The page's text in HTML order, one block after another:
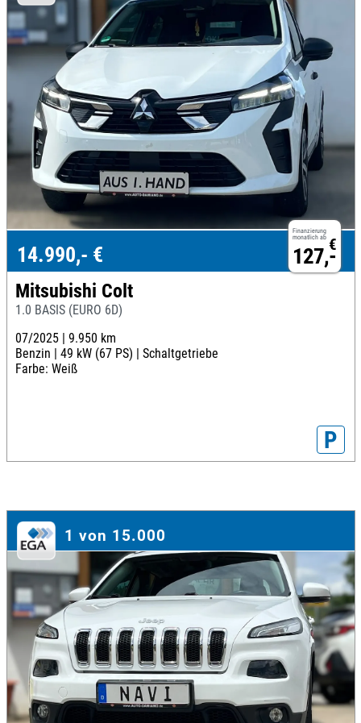
Finanzierung
monatlich ab €
127,-
14.990,- €
Mitsubishi Colt
1.0 BASIS (EURO 6D)
07/2025 | 9.950 km
Benzin | 49 kW (67 PS) | Schaltgetriebe
Farbe: Weiß
P
1 von 15.000